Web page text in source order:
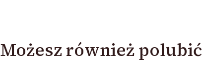
Możesz również polubić